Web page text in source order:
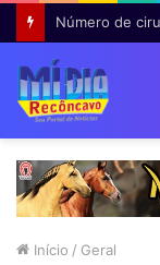
Início / Geral